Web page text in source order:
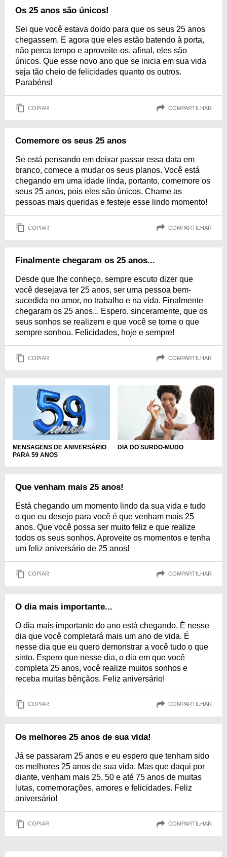
Os 25 anos são únicos!
Sei que você estava doido para que os seus 25 anos
chegassem. E agora que eles estão batendo à porta,
não perca tempo e aproveite-os, afinal, eles são
únicos. Que esse novo ano que se inicia em sua vida
seja tão cheio de felicidades quanto os outros.
Parabéns!
COPIAR COMPARTILHAR
Comemore os seus 25 anos
Se está pensando em deixar passar essa data em
branco, comece a mudar os seus planos. Você está
chegando em uma idade linda, portanto, comemore os
seus 25 anos, pois eles são únicos. Chame as
pessoas mais queridas e festeje esse lindo momento!
COPIAR COMPARTILHAR
Finalmente chegaram os 25 anos...
Desde que lhe conheço, sempre escuto dizer que
você desejava ter 25 anos, ser uma pessoa bem-
sucedida no amor, no trabalho e na vida. Finalmente
chegaram os 25 anos... Espero, sinceramente, que os
seus sonhos se realizem e que você se torne o que
sempre sonhou. Felicidades, hoje e sempre!
COPIAR COMPARTILHAR
MENSAGENS DE ANIVERSÁRIO
PARA 59 ANOS
DIA DO SURDO-MUDO
Que venham mais 25 anos!
Está chegando um momento lindo da sua vida e tudo
o que eu desejo para você é que venham mais 25
anos. Que você possa ser muito feliz e que realize
todos os seus sonhos. Aproveite os momentos e tenha
um feliz aniversário de 25 anos!
COPIAR COMPARTILHAR
O dia mais importante...
O dia mais importante do ano está chegando. É nesse
dia que você completará mais um ano de vida. É
nesse dia que eu quero demonstrar a você tudo o que
sinto. Espero que nesse dia, o dia em que você
completa 25 anos, você realize muitos sonhos e
receba muitas bênçãos. Feliz aniversário!
COPIAR COMPARTILHAR
Os melhores 25 anos de sua vida!
Já se passaram 25 anos e eu espero que tenham sido
os melhores 25 anos de sua vida. Mas que daqui por
diante, venham mais 25, 50 e até 75 anos de muitas
lutas, comemorações, amores e felicidades. Feliz
aniversário!
COPIAR COMPARTILHAR